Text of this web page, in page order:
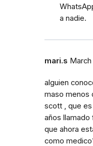
a nadie.
mari.s
alguien
maso menos
scott , que es
años
que ahora
como